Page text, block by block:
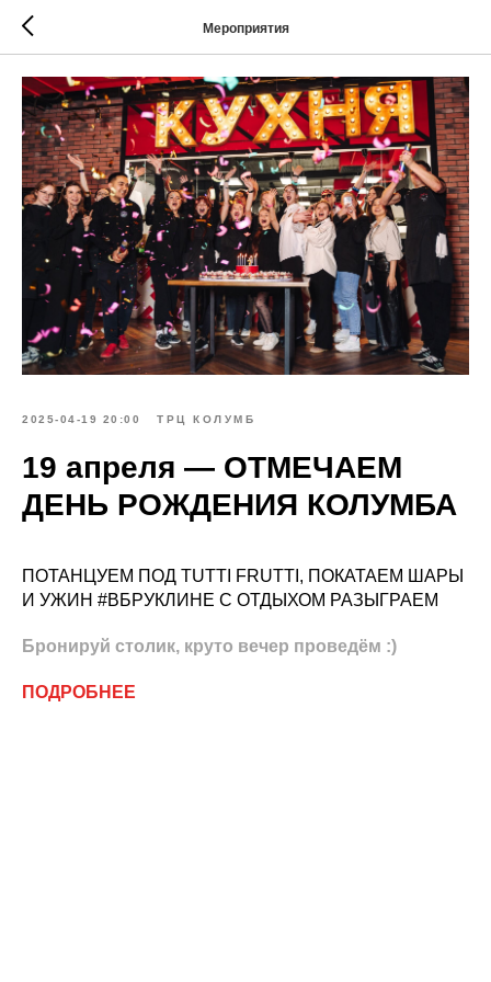
Мероприятия
2025-04-19 20:00 ТРЦ КОЛУМБ
19 апреля — ОТМЕЧАЕМ
ДЕНЬ РОЖДЕНИЯ КОЛУМБА
ПОТАНЦУЕМ ПОД TUTTI FRUTTI, ПОКАТАЕМ ШАРЫ
И УЖИН #ВБРУКЛИНЕ С ОТДЫХОМ РАЗЫГРАЕМ
Бронируй столик, круто вечер проведём :)
ПОДРОБНЕЕ